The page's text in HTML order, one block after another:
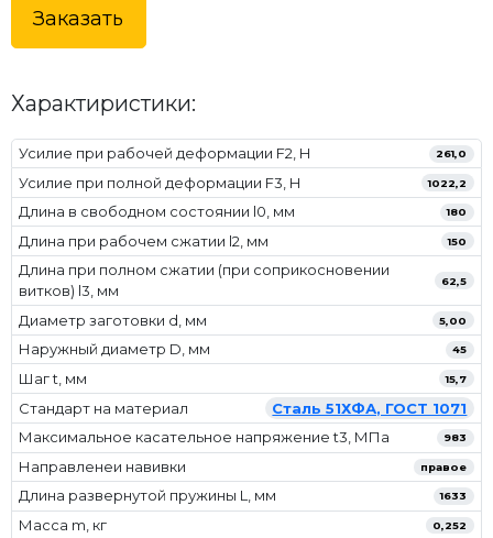
Заказать
Характиристики:
Усилие при рабочей деформации F2, Н 261,0
Усилие при полной деформации F3, Н 1022,2
Длина в свободном состоянии l0, мм 180
Длина при рабочем сжатии l2, мм 150
Длина при полном сжатии (при соприкосновении
витков) l3, мм
62,5
Диаметр заготовки d, мм 5,00
Наружный диаметр D, мм 45
Шаг t, мм 15,7
Стандарт на материал
Сталь 51ХФА, ГОСТ 1071
Максимальное касательное напряжение t3, МПа
983
Направленеи навивки правое
Длина развернутой пружины L, мм 1633
Масса m, кг 0,252